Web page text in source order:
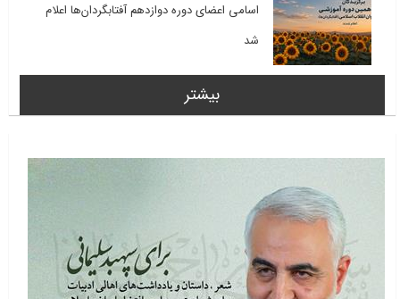
اسامی اعضای دوره دوازدهم آفتابگردان‌ها اعلام
شد
بیشتر